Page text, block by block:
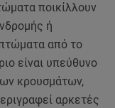
ποικίλλουν
ή
από το
είναι υπεύθυνο
κρουσμάτων,
αρκετές